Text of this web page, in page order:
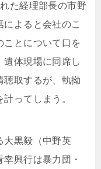
た経理部長の市野
よると会社のこ
ことについて口を
遺体現場に同席し
聴取するが、執拗
ってしまう。
大黒毅（中野英
興行は暴力団・